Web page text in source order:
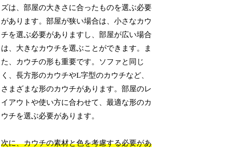
ズは、部屋の大きさに合ったものを選ぶ必要
があります。部屋が狭い場合は、小さなカウ
チを選ぶ必要がありますし、部屋が広い場合
は、大きなカウチを選ぶことができます。ま
た、カウチの形も重要です。ソファと同じ
く、長方形のカウチやL字型のカウチなど、
さまざまな形のカウチがあります。部屋のレ
イアウトや使い方に合わせて、最適な形のカ
ウチを選ぶ必要があります。
次に、カウチの素材と色を考慮する必要があ